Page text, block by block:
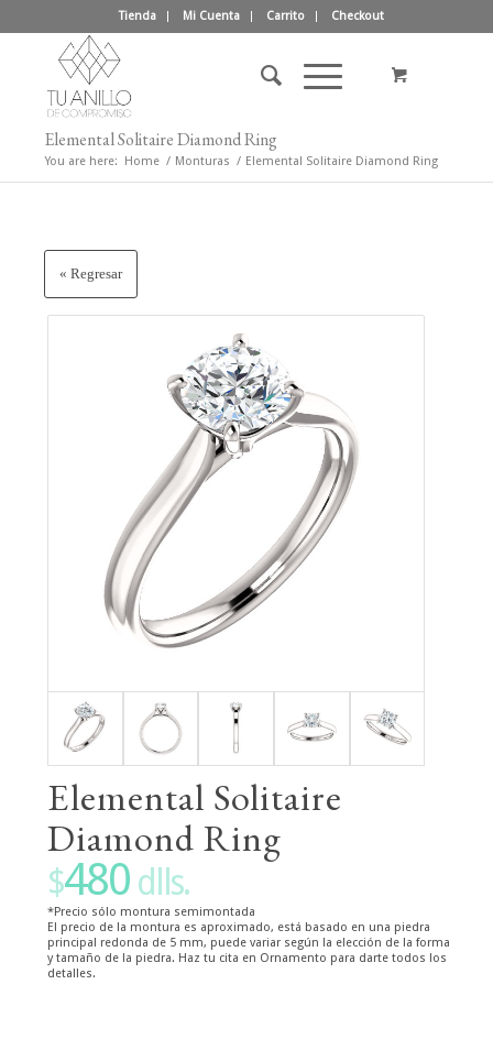
Tienda Mi Cuenta Carrito Checkout
Elemental Solitaire Diamond Ring
You are here: Home / Monturas / Elemental Solitaire Diamond Ring
« Regresar
Elemental Solitaire
Diamond Ring
$480 dlls.
*Precio sólo montura semimontada
El precio de la montura es aproximado, está basado en una piedra
principal redonda de 5 mm, puede variar según la elección de la forma
y tamaño de la piedra. Haz tu cita en Ornamento para darte todos los
detalles.